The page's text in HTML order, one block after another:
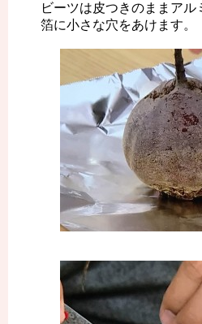
ビーツは皮つきのままアル
箔に小さな穴をあけます。